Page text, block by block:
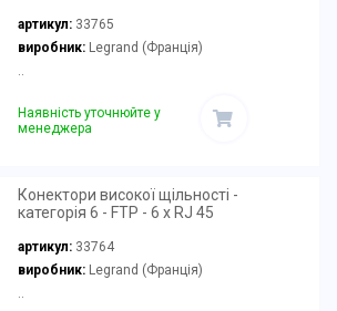
артикул: 33765
виробник:Legrand (Франція)
..
Наявність уточнюйте у
менеджера
Конектори високої щільності -
категорія 6 - FTP - 6 x RJ 45
артикул: 33764
виробник:Legrand (Франція)
..